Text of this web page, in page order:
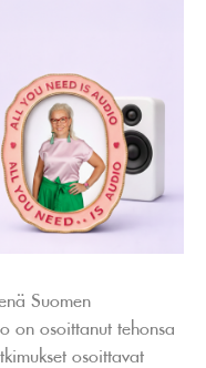
Suomen
on osoittanut tehonsa
osoittavat